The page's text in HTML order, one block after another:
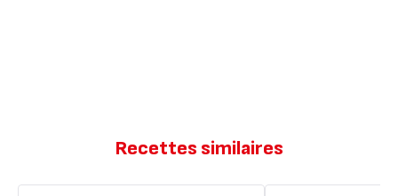
Recettes similaires